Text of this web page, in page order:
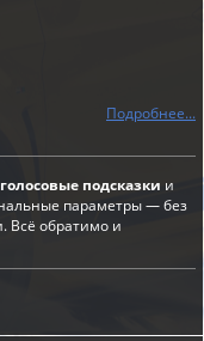
Подробнее...
голосовые подсказки и
параметры — без
Всё обратимо и